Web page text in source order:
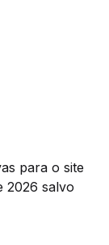
para o site
2026 salvo